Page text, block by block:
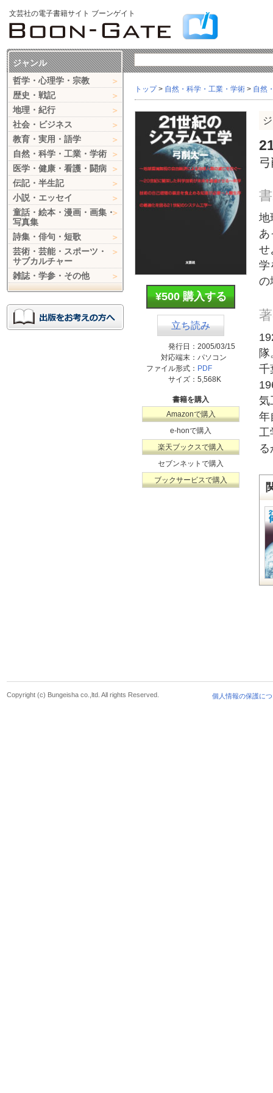
文芸社の電子書籍サイト ブーンゲイト
トップ> 自然・科学・工業・学術 > 自然
¥500 購入する
立ち読み
発行日： 2005/03/15
対応端末： パソコン
ファイル形式： PDF
サイズ： 5,568K
書籍を購入
Amazonで購入
e-honで購入
楽天ブックスで購入
セブンネットで購入
ブックサービスで購入
地
あ
せ
学
の
千
気
年
工
ジャンル
哲学・心理学・宗教
歴史・戦記
地理・紀行
社会・ビジネス
教育・実用・語学
自然・科学・工業・学術
医学・健康・看護・闘病
伝記・半生記
小説・エッセイ
童話・絵本・漫画・画集・
写真集
詩集・俳句・短歌
芸術・芸能・スポーツ・
サブカルチャー
雑誌・学参・その他
個人情報の保護に
Copyright (c) Bungeisha co.,ltd. All rights Reserved.